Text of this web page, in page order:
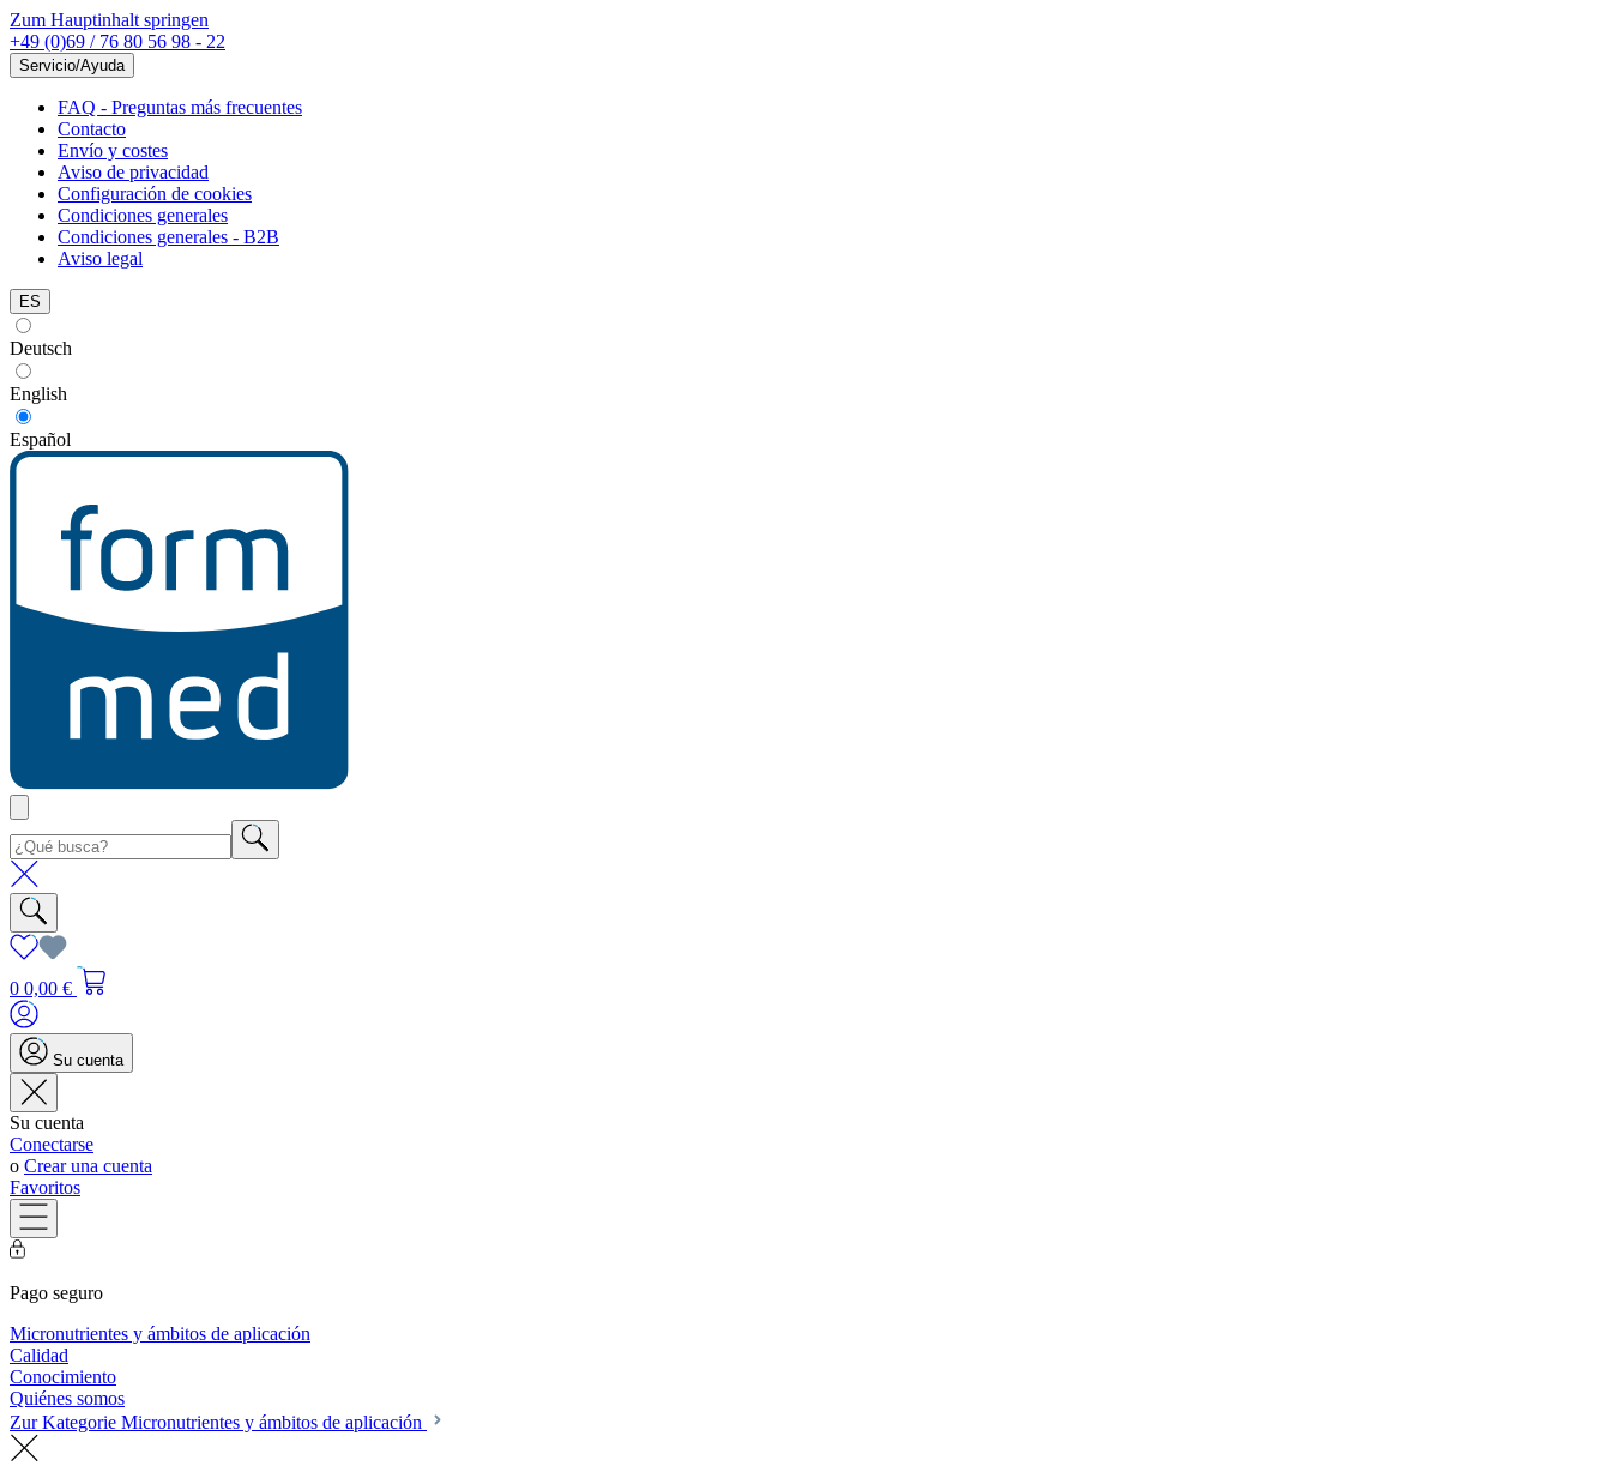
Zum Hauptinhalt springen
+49 (0)69 / 76 80 56 98 - 22
Servicio/Ayuda
FAQ - Preguntas más frecuentes
Contacto
Envío y costes
Aviso de privacidad
Configuración de cookies
Condiciones generales
Condiciones generales - B2B
Aviso legal
ES
Deutsch
English
Español
0 0,00 €
Su cuenta
Su cuenta
Conectarse
o Crear una cuenta
Favoritos
Pago seguro
Micronutrientes y ámbitos de aplicación
Calidad
Conocimiento
Quiénes somos
Zur Kategorie Micronutrientes y ámbitos de aplicación